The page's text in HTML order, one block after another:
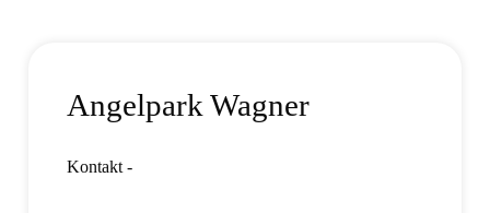
Angelpark Wagner
Kontakt -